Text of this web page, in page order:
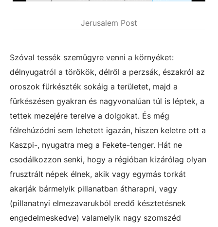
Jerusalem Post
Szóval tessék szemügyre venni a környéket:
délnyugatról a törökök, délről a perzsák, északról az
oroszok fürkészték sokáig a területet, majd a
fürkészésen gyakran és nagyvonalúan túl is léptek, a
tettek mezejére terelve a dolgokat. És még
félrehúzódni sem lehetett igazán, hiszen keletre ott a
Kaszpi-, nyugatra meg a Fekete-tenger. Hát ne
csodálkozzon senki, hogy a régióban kizárólag olyan
frusztrált népek élnek, akik vagy egymás torkát
akarják bármelyik pillanatban átharapni, vagy
(pillanatnyi elmezavarukból eredő késztetésnek
engedelmeskedve) valamelyik nagy szomszéd